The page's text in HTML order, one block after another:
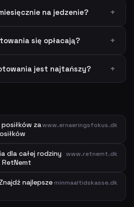
na jedzenie?
się opłacają?
jest najtańszy?
zawww.ernaeringsfokus.dk
dla całej rodziny www.retnemt.dk
najlepsze minmaaltidskasse.dk